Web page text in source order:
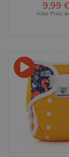
9,99 €
Alter Preis: